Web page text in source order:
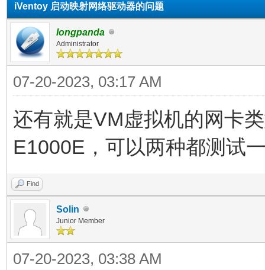
iVentoy 启动映射网络驱动器的问题
longpanda
Administrator
07-20-2023, 03:17 AM
还有就是VM虚拟机的网卡
E1000E，可以两种都测试
Find
Solin
Junior Member
07-20-2023, 03:38 AM